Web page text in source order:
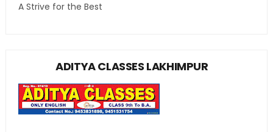
A Strive for the Best
ADITYA CLASSES LAKHIMPUR